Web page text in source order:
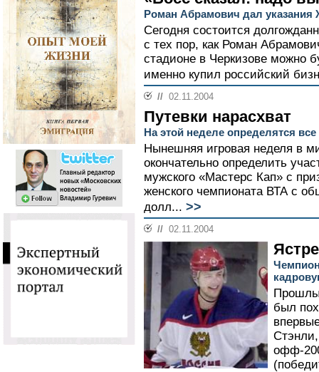
Роман Абрамович дал
Сегодня состоится
с тех пор, как Роман
стадионе в Черкизове можно
именно купил российский
// 02.11.2004
Путевки нарасхват
На этой неделе определятся
Нынешняя игровая неделя в
окончательно определить
мужского «Мастерс Кап» с
женского чемпионата ВТА с
долл... >>
// 02.11.2004
был
офф-